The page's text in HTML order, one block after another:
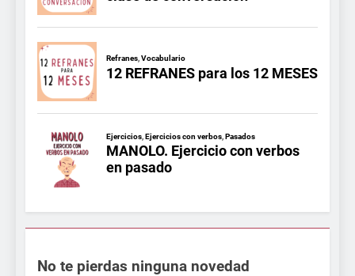
No te pierdas ninguna novedad